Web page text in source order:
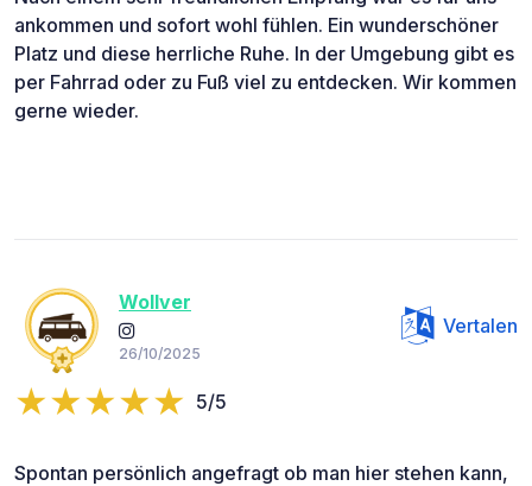
ankommen und sofort wohl fühlen. Ein wunderschöner
Platz und diese herrliche Ruhe. In der Umgebung gibt es
per Fahrrad oder zu Fuß viel zu entdecken. Wir kommen
gerne wieder.
Wollver
26/10/2025
Vertalen
5/5
Spontan persönlich angefragt ob man hier stehen kann,